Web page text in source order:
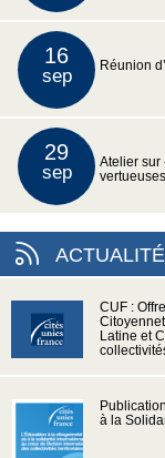
16
sep Réunion
29
sep
Atelier sur
CUF :
Latine et
à la